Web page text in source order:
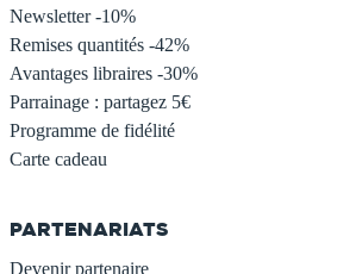
Newsletter -10%
Remises quantités -42%
Avantages libraires -30%
Parrainage : partagez 5€
Programme de fidélité
Carte cadeau
PARTENARIATS
Devenir partenaire